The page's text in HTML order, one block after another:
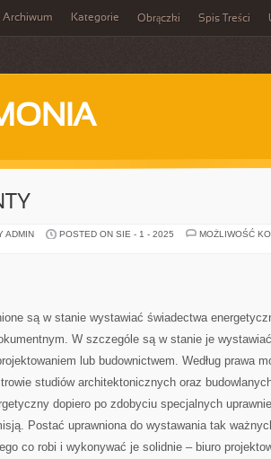
Archiwum Kategorie Obrączki Spis Treści
ADMIN POSTED ON SIE - 1 - 2025
MOŻLIWOŚĆ
są w stanie wystawiać świadectwa
W szczególe są w stanie je
lub budownictwem. Według prawa
studiów architektonicznych oraz
dopiero po zdobyciu specjalnych
Postać uprawniona do wystawania tak
co robi i wykonywać je solidnie – biuro